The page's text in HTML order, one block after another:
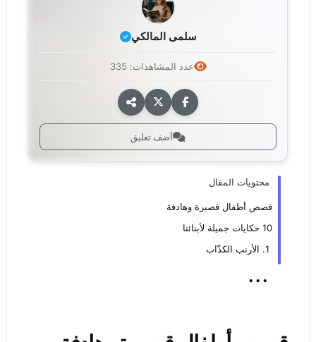
سلمى المالكي
عدد المشاهدات: 335
أضف تعليق
محتويات المقال
قصص أطفال قصيرة وهادفة
10 حكايات جميلة لأبنائنا
1. الأرنب الكذّاب
...